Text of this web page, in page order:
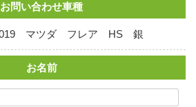
お問い合わせ車種
マツダ フレア HS 銀
お名前